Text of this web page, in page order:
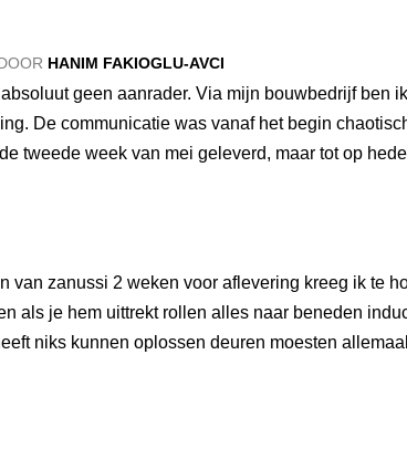
HANIM FAKIOGLU-AVCI
geen aanrader. Via mijn bouwbedrijf ben
De communicatie was vanaf het begin
tweede week van mei geleverd, maar tot op
van zanussi 2 weken voor aflevering kreeg ik te
als je hem uittrekt rollen alles naar beneden
niks kunnen oplossen deuren moesten